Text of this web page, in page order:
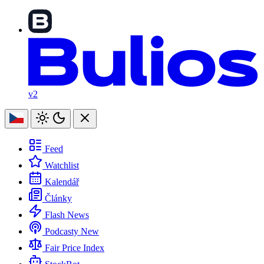
v2
Feed
Watchlist
Kalendář
Články
Flash News
Podcasty New
Fair Price Index